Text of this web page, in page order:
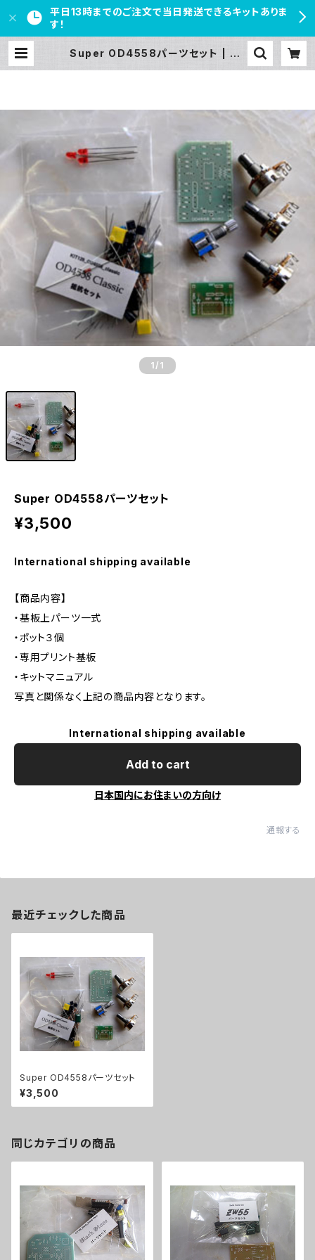
平日13時までのご注文で当日発送できるキットありま
す！
Super OD4558パーツセット | PE
1 /1
Super OD4558パーツセット
¥3,500
International shipping available
【商品内容】
・基板上パーツ一式
・ポット３個
・専用プリント基板
・キットマニュアル
写真と関係なく上記の商品内容となります。
International shipping available
Add to cart
日本国内にお住まいの方向け
通報する
最近チェックした商品
Super OD4558パーツセット
¥3,500
同じカテゴリの商品